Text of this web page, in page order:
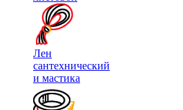
Лен
сантехнический
и мастика